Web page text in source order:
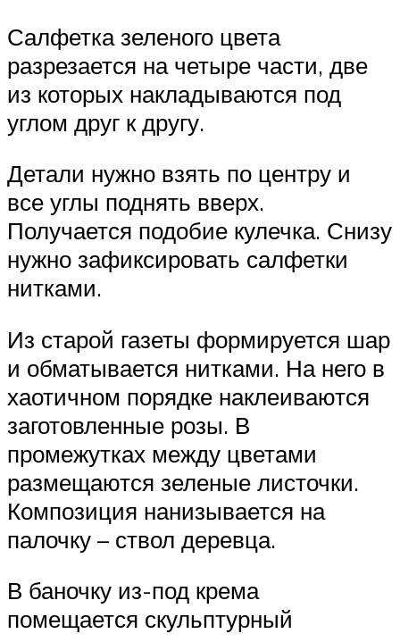
Салфетка зеленого цвета
разрезается на четыре части, две
из которых накладываются под
углом друг к другу.
Детали нужно взять по центру и
все углы поднять вверх.
Получается подобие кулечка. Снизу
нужно зафиксировать салфетки
нитками.
Из старой газеты формируется шар
и обматывается нитками. На него в
хаотичном порядке наклеиваются
заготовленные розы. В
промежутках между цветами
размещаются зеленые листочки.
Композиция нанизывается на
палочку – ствол деревца.
В баночку из-под крема
помещается скульптурный